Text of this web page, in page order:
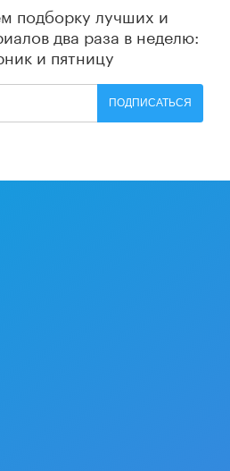
подборку лучших и
два раза в неделю:
и пятницу
ПОДПИСАТЬСЯ